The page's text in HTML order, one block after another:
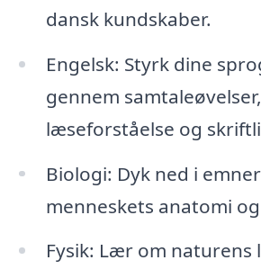
dansk kundskaber.
Engelsk: Styrk dine
gennem samtaleøvelser,
læseforståelse og
Biologi: Dyk ned i
menneskets anatomi
Fysik: Lær om naturens